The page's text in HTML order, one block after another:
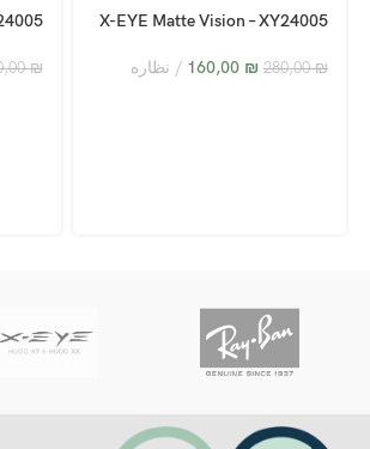
X-EYE Matte Vision – XY24005
280,00₪
160,00 ₪ نظاره ₪